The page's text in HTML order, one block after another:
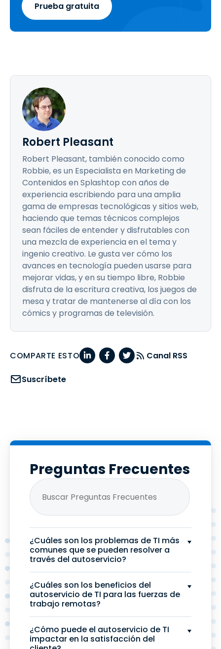
Prueba gratuita
Robert Pleasant
Robert Pleasant, también conocido como
Robbie, es un Especialista en Marketing de
Contenidos en Splashtop con años de
experiencia escribiendo para una amplia
gama de empresas tecnológicas y sitios web,
haciendo que temas técnicos complejos
sean fáciles de entender y disfrutables con
una mezcla de experiencia en el tema y
ingenio creativo. Le gusta ver cómo los
avances en tecnología pueden usarse para
mejorar vidas, y en su tiempo libre, Robbie
disfruta de la escritura creativa, los juegos de
mesa y tratar de mantenerse al día con los
cómics y programas de televisión.
COMPARTE ESTO Canal RSS
Suscríbete
Preguntas Frecuentes
¿Cuáles son los problemas de TI más
comunes que se pueden resolver a
través del autoservicio?
¿Cuáles son los beneficios del
autoservicio de TI para las fuerzas de
trabajo remotas?
¿Cómo puede el autoservicio de TI
impactar en la satisfacción del